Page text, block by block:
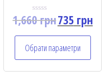
R
a
d
0
o
u
1,660грн735грн
Обрати параметри